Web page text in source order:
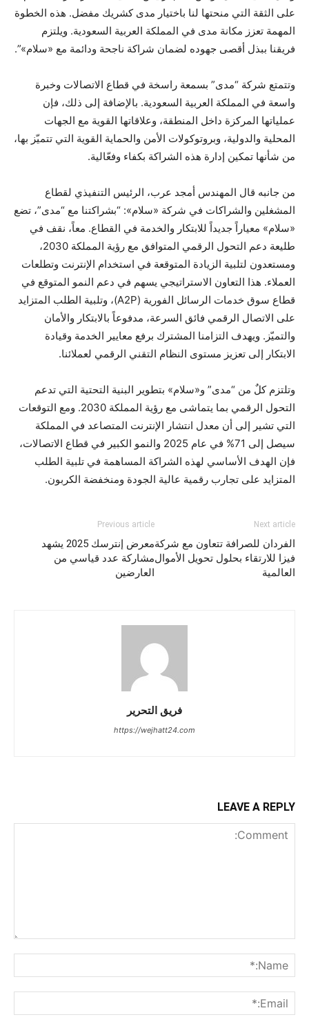
على الثقة التي منحتها لنا باختيار مدى كشريك مفضل. هذه الخطوة
المهمة تعزز مكانة مدى في المملكة العربية السعودية. ويلتزم
فريقنا ببذل أقصى جهوده لضمان شراكة ناجحة ودائمة مع «سلام»”.
وتتمتع شركة “مدى” بسمعة راسخة في قطاع الاتصالات وخبرة
واسعة في المملكة العربية السعودية. بالإضافة إلى ذلك، فإن
عملياتها المركزة داخل المنطقة، وعلاقاتها القوية مع الجهات
المحلية والدولية، وبروتوكولات الأمن والحماية القوية التي تتميّز بها،
من شأنها تمكين إدارة هذه الشراكة بكفاء وفعّالية.
من جانبه قال المهندس أمجد عرب، الرئيس التنفيذي لقطاع
المشغلين والشراكات في شركة «سلام»: “بشراكتنا مع “مدى”، تضع
«سلام» معياراً جديداً للابتكار والخدمة في القطاع. معاً، نقف في
طليعة دعم التحول الرقمي المتوافق مع رؤية المملكة 2030،
ومستعدون لتلبية الزيادة المتوقعة في استخدام الإنترنت وتطلعات
العملاء. هذا التعاون الاستراتيجي يسهم في دعم النمو المتوقع في
قطاع سوق خدمات الرسائل الفورية (A2P)، وتلبية الطلب المتزايد
على الاتصال الرقمي فائق السرعة، مدفوعاً بالابتكار والأمان
والتميّز. ويهدف التزامنا المشترك برفع معايير الخدمة وقيادة
الابتكار إلى تعزيز مستوى النظام التقني الرقمي لعملائنا.
وتلتزم كلٌ من “مدى” و«سلام» بتطوير البنية التحتية التي تدعم
التحول الرقمي بما يتماشى مع رؤية المملكة 2030. ومع التوقعات
التي تشير إلى أن معدل انتشار الإنترنت المتصاعد في المملكة
سيصل إلى 71% في عام 2025 والنمو الكبير في قطاع الاتصالات،
فإن الهدف الأساسي لهذه الشراكة المساهمة في تلبية الطلب
المتزايد على تجارب رقمية عالية الجودة ومنخفضة الكربون.
Previous article
معرض إنترسك 2025 يشهد
مشاركة عدد قياسي من
العارضين
Next article
الفردان للصرافة تتعاون مع شركة
فيزا للارتقاء بحلول تحويل الأموال
العالمية
فريق التحرير
https://wejhatt24.com
LEAVE A REPLY